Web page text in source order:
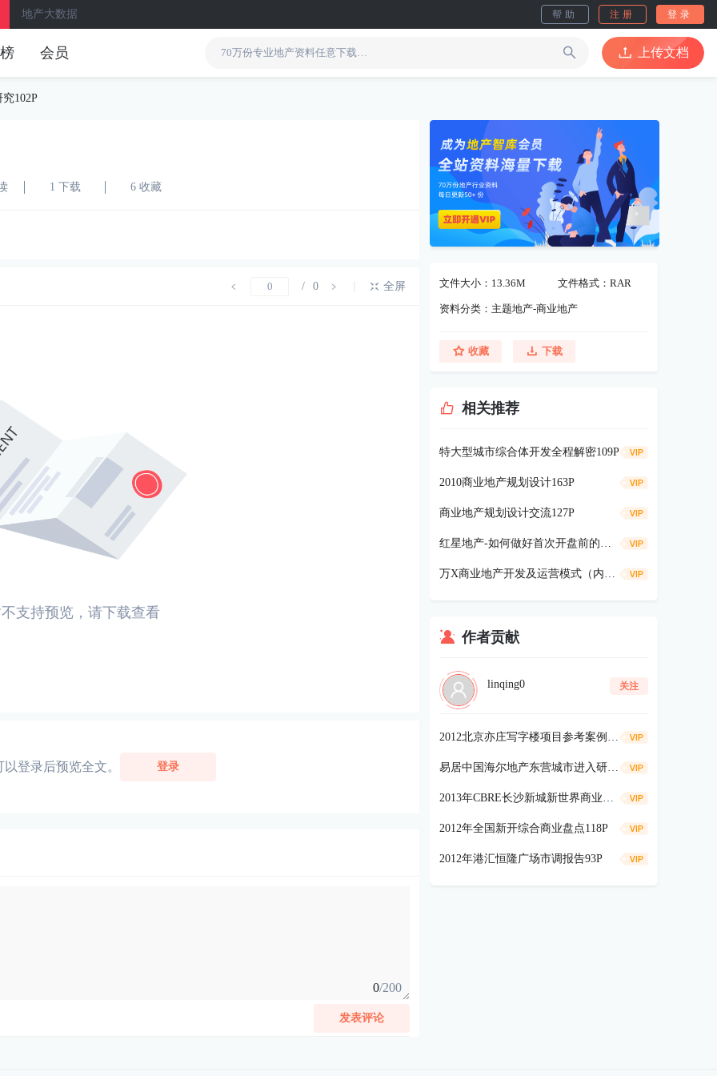
地产大数据 帮助 注册 登录
会员 上传文档
102P
1 下载 6 收藏
/ 0 全屏
支持预览，请下载查看
登录后预览全文。 登录
0/200
发表评论
文件大小：13.36M 文件格式：RAR
资料分类：主题地产-商业地产
收藏 下载
相关推荐
特大型城市综合体开发全程解密109P
2010商业地产规划设计163P
商业地产规划设计交流127P
红星地产-如何做好首次开盘前的准备工作62P
万X商业地产开发及运营模式（内训专用）242p
作者贡献
linqing0 关注
2012北京亦庄写字楼项目参考案例研究(75页)
易居中国海尔地产东营城市进入研究232P
2013年CBRE长沙新城新世界商业项目定位报告142P
2012年全国新开综合商业盘点118P
2012年港汇恒隆广场市调报告93P